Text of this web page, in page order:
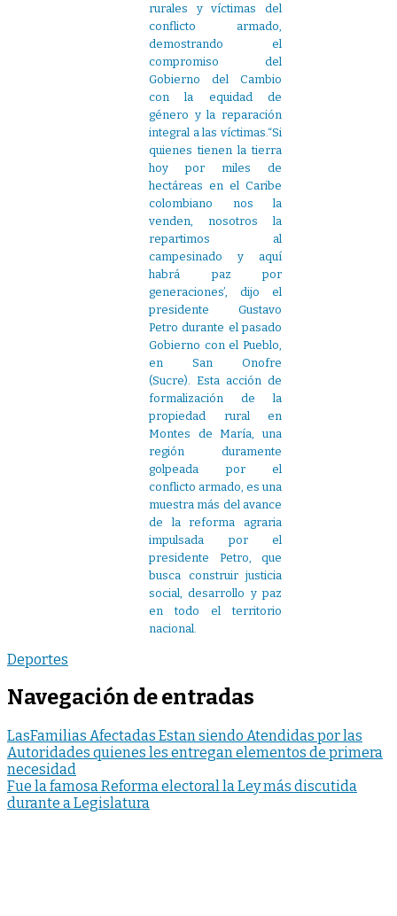
rurales y víctimas del
conflicto armado,
demostrando el
compromiso del
Gobierno del Cambio
con la equidad de
género y la reparación
integral a las víctimas.“Si
quienes tienen la tierra
hoy por miles de
hectáreas en el Caribe
colombiano nos la
venden, nosotros la
repartimos al
campesinado y aquí
habrá paz por
generaciones’, dijo el
presidente Gustavo
Petro durante el pasado
Gobierno con el Pueblo,
en San Onofre
(Sucre). Esta acción de
formalización de la
propiedad rural en
Montes de María, una
región duramente
golpeada por el
conflicto armado, es una
muestra más del avance
de la reforma agraria
impulsada por el
presidente Petro, que
busca construir justicia
social, desarrollo y paz
en todo el territorio
nacional.
Deportes
Navegación de entradas
LasFamilias Afectadas Estan siendo Atendidas por las
Autoridades quienes les entregan elementos de primera
necesidad
Fue la famosa Reforma electoral la Ley más discutida
durante a Legislatura